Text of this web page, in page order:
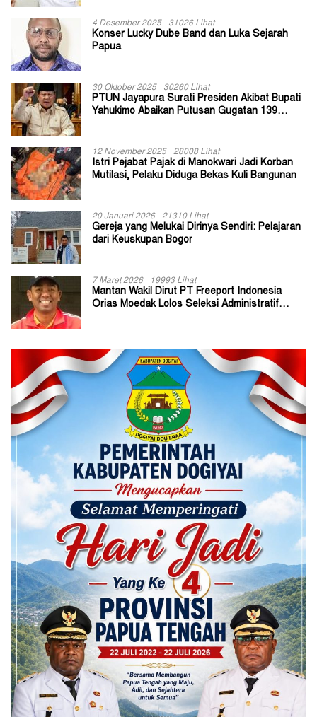
4 Desember 2025 31026 Lihat
Konser Lucky Dube Band dan Luka Sejarah
Papua
30 Oktober 2025 30260 Lihat
PTUN Jayapura Surati Presiden Akibat Bupati
Yahukimo Abaikan Putusan Gugatan 139
12 November 2025 28008 Lihat
Istri Pejabat Pajak di Manokwari Jadi Korban
Mutilasi, Pelaku Diduga Bekas Kuli Bangunan
20 Januari 2026 21310 Lihat
Gereja yang Melukai Dirinya Sendiri: Pelajaran
dari Keuskupan Bogor
7 Maret 2026 19993 Lihat
Mantan Wakil Dirut PT Freeport Indonesia
Orias Moedak Lolos Seleksi Administratif